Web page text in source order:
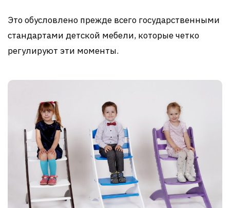
Это обусловлено прежде всего государственными
стандартами детской мебели, которые четко
регулируют эти моменты.